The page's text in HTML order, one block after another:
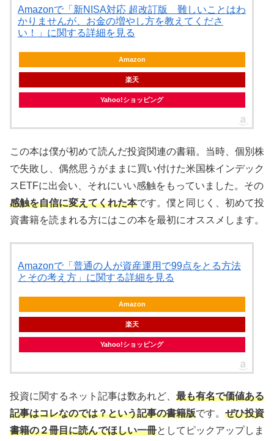
Amazonで「新NISA対応 超改訂版 難しいことはわ
かりませんが、お金の増やし方を教えてくださ
い！」に関する詳細を見る
Amazon
楽天
Yahoo!ショッピング
この本は僕が初めて読んだ投資関連の書籍。当時、個別株
で失敗し、偶然思うがままに買い付けた米国株インデック
スETFに出会い、それにいい感触をもっていました。その
感触を自信に変えてくれた本です。僕と同じく、初めて投
資書籍を読まれる方にはこの本を最初にオススメします。
Amazonで「普通の人が資産運用で99点をとる方法
とその考え方」に関する詳細を見る
Amazon
楽天
Yahoo!ショッピング
投資に関するネット記事は数あれど、 最も有名で価値ある
記事はコレなのでは？という記事の書籍版です。 ぜひ投資
書籍の２冊目に読んでほしい一冊としてピックアップしま